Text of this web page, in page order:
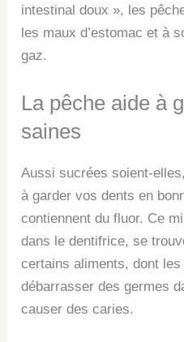
intestinal doux », les
les maux d’estomac et à
gaz.
La pêche aide à
saines
Aussi sucrées soient-
à garder vos dents en
contiennent du fluor. Ce
dans le dentifrice, se
certains aliments, dont
débarrasser des germes
causer des caries.